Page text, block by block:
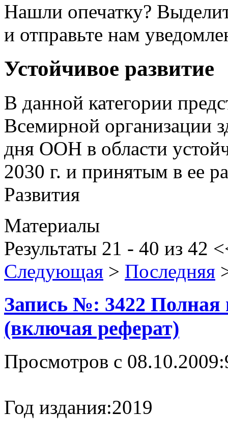
Нашли опечатку?
и отправьте нам
Устойчивое развитие
В данной категории
Всемирной организации
дня ООН в области
2030 г. и принятым в ее
Развития
Материалы
Результаты 21 - 40 из 42
Следующая > Последняя
Запись №: 3422 Полная
(включая реферат)
Просмотров с 08.10.2009:
Год издания:2019